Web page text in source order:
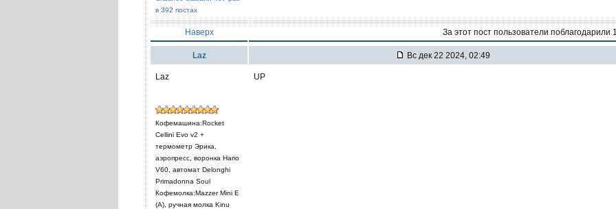
в 392 постах
Наверх За этот пост пользователи поблагодарили
Laz Вс дек 22 2024, 02:49
Laz
Кофемашина:Rocket
Cellini Evo v2 +
термометр Эрика,
аэропресс, воронка Hario
V60, автомат Delonghi
Primadonna Soul
Кофемолка:Mazzer Mini E
(A), ручная молка Kinu
UP